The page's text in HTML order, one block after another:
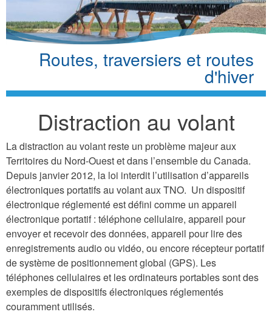
Routes, traversiers et routes
d'hiver
Distraction au volant
La distraction au volant reste un problème majeur aux
Territoires du Nord-Ouest et dans l’ensemble du Canada.
Depuis janvier 2012, la loi interdit l’utilisation d’appareils
électroniques portatifs au volant aux TNO. Un dispositif
électronique réglementé est défini comme un appareil
électronique portatif : téléphone cellulaire, appareil pour
envoyer et recevoir des données, appareil pour lire des
enregistrements audio ou vidéo, ou encore récepteur portatif
de système de positionnement global (GPS). Les
téléphones cellulaires et les ordinateurs portables sont des
exemples de dispositifs électroniques réglementés
couramment utilisés.